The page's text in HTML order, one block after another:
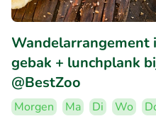
Wandelarrangement
gebak + lunchplank
@BestZoo
Morgen Ma Di Wo